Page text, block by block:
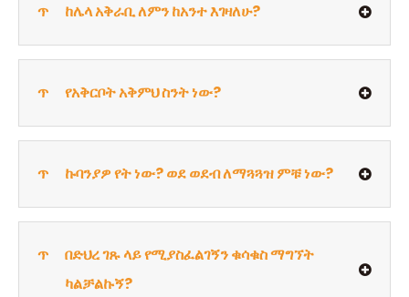
ጥ ከሌላ አቅራቢ ለምን ከአንተ እገዛለሁ?
ጥ የአቅርቦት አቅምህ ስንት ነው?
ጥ ኩባንያዎ የት ነው? ወደ ወደብ ለማጓጓዝ ምቹ ነው?
ጥ
በድህረ ገጹ ላይ የሚያስፈልገኝን ቁሳቁስ ማግኘት
ካልቻልኩኝ?